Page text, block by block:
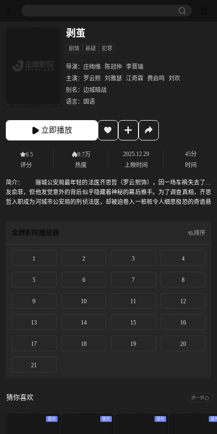
剥茧
剧情 悬疑 犯罪
导演： 庄绚维 陈冠仲 李晋瑞
主演： 罗云熙 刘雅瑟 江奇霖 费启鸣
刘欢
别名： 边城暗战
语言：
国语
立即播放
6.5
评分
9.7万
热度
2025.12.29
上映时间
45分
时间
简介：
骊城公安局最年轻的法医齐思哲（罗云熙饰），因一场车祸失去了女
友俞菲，但他发觉意外的背后似乎隐藏着神秘的幕后推手。为了调查真相，齐思
哲入职成为河城市公安局的刑侦法医，却被迫卷入一桩桩令人细思极恐的奇诡悬
合，抽丝剥茧屡破奇案，而牵涉当年俞菲之死的“原钻”毒品案，也逐渐展露冰山
金牌影院播放器 排序
1 2 3 4
5 6 7 8
9 10 11 12
13 14 15 16
17 18 19 20
21
猜你喜欢 换一换
蓝光 蓝光 蓝光 蓝